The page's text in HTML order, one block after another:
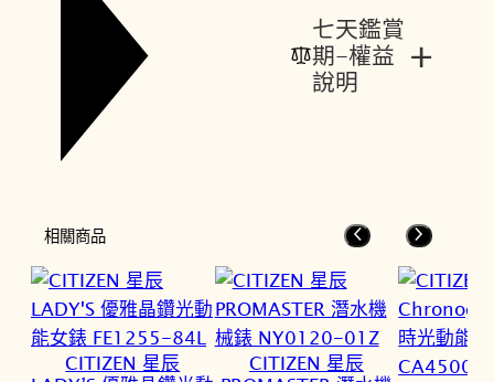
七天鑑賞
期-權益
說明
+
相關商品
CITIZEN 星辰
CITIZEN 星辰